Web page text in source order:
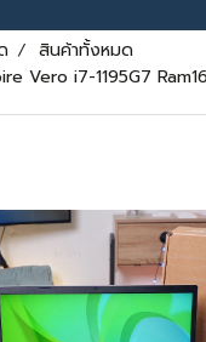
สินค้าทั้งหมด
Vero i7-1195G7